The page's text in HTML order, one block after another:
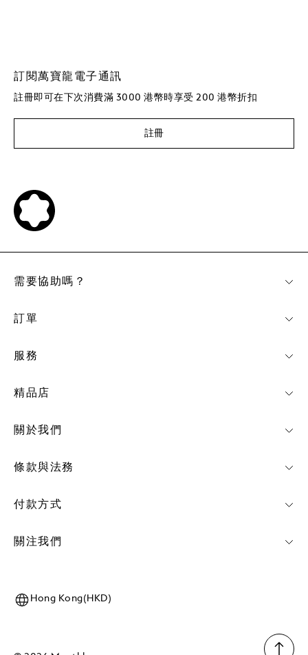
訂閱萬寶龍電子通訊
註冊即可在下次消費滿 3000 港幣時享受 200 港幣折扣
註冊
付款方式
關注我們
需要協助嗎？
訂單
服務
精品店
關於我們
條款與法務
Hong Kong(HKD)